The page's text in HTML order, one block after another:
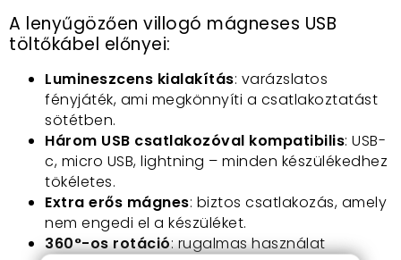
A lenyűgözően villogó mágneses USB
töltőkábel előnyei:
Lumineszcens kialakítás: varázslatos
fényjáték, ami megkönnyíti a csatlakoztatást
sötétben.
Három USB csatlakozóval kompatibilis: USB-
c, micro USB, lightning – minden készülékedhez
tökéletes.
Extra erős mágnes: biztos csatlakozás, amely
nem engedi el a készüléket.
360°-os rotáció: rugalmas használat